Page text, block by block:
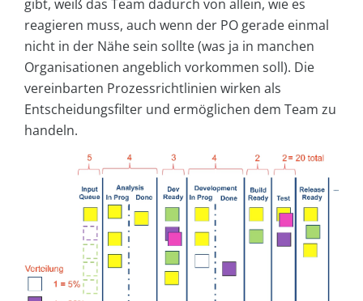
gibt, weiß das Team dadurch von allein, wie es
reagieren muss, auch wenn der PO gerade einmal
nicht in der Nähe sein sollte (was ja in manchen
Organisationen angeblich vorkommen soll). Die
vereinbarten Prozessrichtlinien wirken als
Entscheidungsfilter und ermöglichen dem Team zu
handeln.